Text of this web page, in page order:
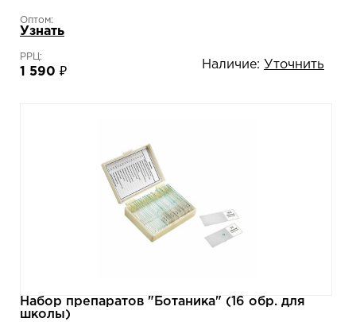
Оптом:
Узнать
РРЦ:
1 590 ₽
Наличие: Уточнить
Набор препаратов "Ботаника" (16 обр. для
школы)